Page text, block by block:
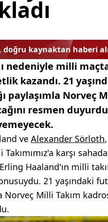
doğru kaynaktan haberi
nedeniyle milli
kazandı. 21
paylaşımla Norveç
resmen
ve Alexander Sörloth
karşı
Haaland'ın milli
21 yaşındaki
Norveç Milli Takım